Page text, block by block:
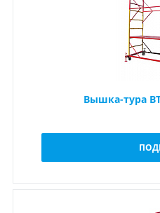
Вышка-тура